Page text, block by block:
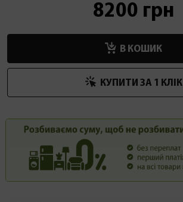
8200 грн
В КОШИК
КУПИТИ ЗА 1 КЛIК